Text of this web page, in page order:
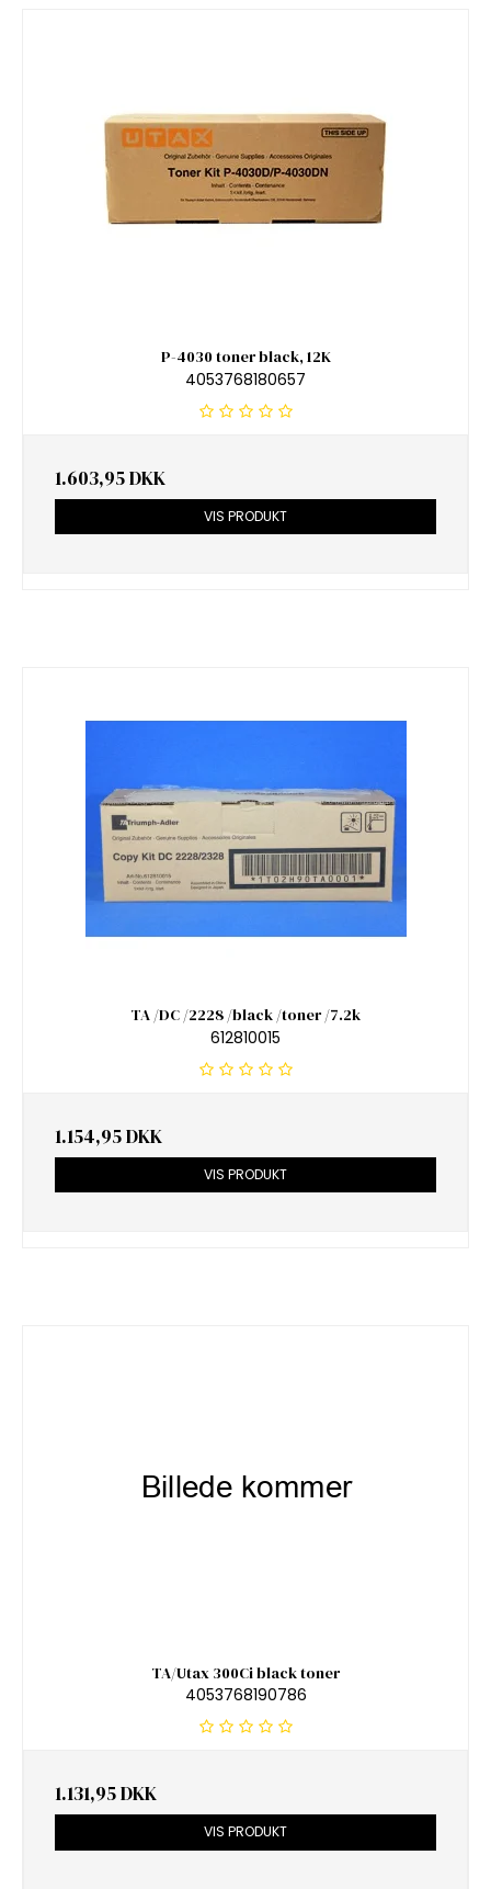
P-4030 toner black, 12K
4053768180657
1.603,95 DKK
VIS PRODUKT
TA /DC /2228 /black /toner /7.2k
612810015
1.154,95 DKK
VIS PRODUKT
TA/Utax 300Ci black toner
4053768190786
1.131,95 DKK
VIS PRODUKT